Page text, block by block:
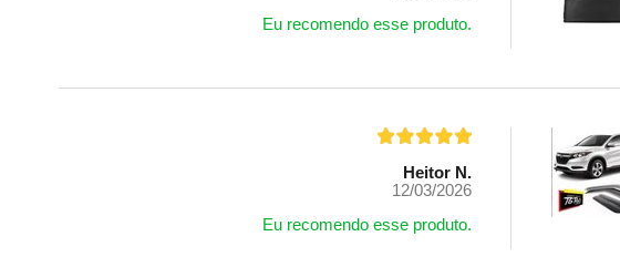
Eu recomendo esse produto.
Heitor N.
12/03/2026
Eu recomendo esse produto.